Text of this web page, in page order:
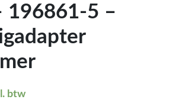
196861-5 –
btw